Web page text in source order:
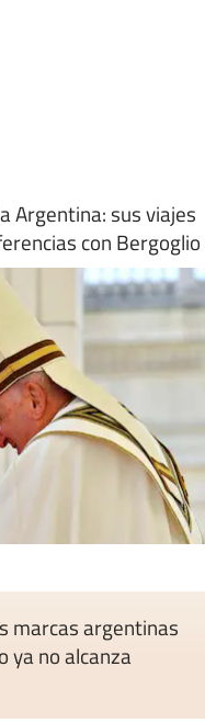
Argentina: sus viajes
con Bergoglio
marcas argentinas
ya no alcanza